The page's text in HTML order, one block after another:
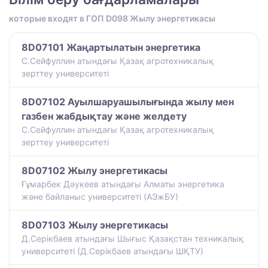
которые входят в ГОП D098 Жылу энергетикасы
8D07101 Жаңартылатын энергетика
С.Сейфуллин атындағы Қазақ агротехникалық
зерттеу университеті
8D07102 Ауылшаруашылығында жылу мен
газбен жабдықтау және желдету
С.Сейфуллин атындағы Қазақ агротехникалық
зерттеу университеті
8D07102 Жылу энергетикасы
Ғұмарбек Дәукеев атындағы Алматы энергетика
және байланыс университеті (АЭжБУ)
8D07103 Жылу энергетикасы
Д.Серікбаев атындағы Шығыс Қазақстан техникалық
университеті (Д.Серікбаев атындағы ШҚТУ)